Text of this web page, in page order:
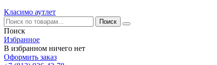
Класимо аутлет
Поиск
Избранное
В избранном ничего нет
Оформить заказ